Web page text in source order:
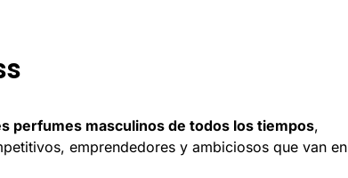
perfumes masculinos de todos los tiempos,
emprendedores y ambiciosos que van en